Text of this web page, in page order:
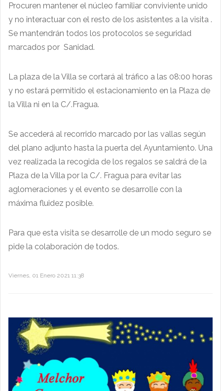
Procuren mantener el núcleo familiar conviviente unido
y no interactuar con el resto de los asistentes a la visita .
Se mantendrán todos los protocolos se seguridad
marcados por Sanidad.
La plaza de la Villa se cortará al tráfico a las 08:00 horas
y no estará permitido el estacionamiento en la Plaza de
la Villa ni en la C/.Fragua.
Se accederá al recorrido marcado por las vallas según
del plano adjunto hasta la puerta del Ayuntamiento. Una
vez realizada la recogida de los regalos se saldrá de la
Plaza de la Villa por la C/. Fragua para evitar las
aglomeraciones y el evento se desarrolle con la
máxima fluidez posible.
Para que esta visita se desarrolle de un modo seguro se
pide la colaboración de todos.
Viernes, 01 Enero 2021 11:38